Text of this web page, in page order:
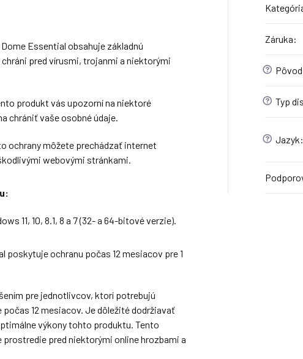
Dome Essential obsahuje základnú
pred vírusmi, trojanmi a niektorými
produkt vás upozorní na niektoré
chrániť vaše osobné údaje.
ochrany môžete prechádzať internet
webovými stránkami.
11, 10, 8.1, 8 a 7 (32- a 64-bitové verzie).
poskytuje ochranu počas 12 mesiacov pre 1
pre jednotlivcov, ktorí potrebujú
12 mesiacov. Je dôležité dodržiavať
výkony tohto produktu. Tento
pred niektorými online hrozbami a
Záruka:
?
? Typ
? Jazyk: